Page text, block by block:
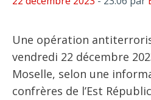
Une opération
vendredi 22 décembre
Moselle, selon une
confrères de l’Est